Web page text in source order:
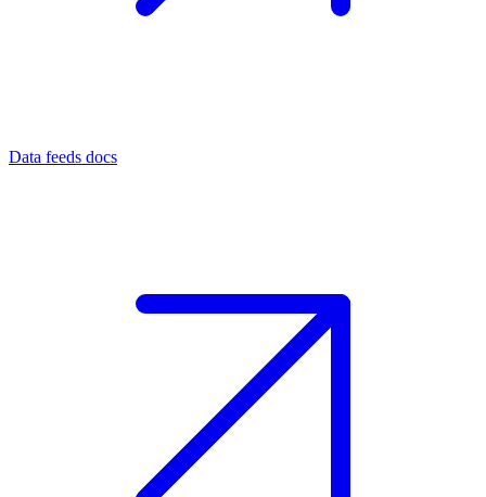
Data feeds docs